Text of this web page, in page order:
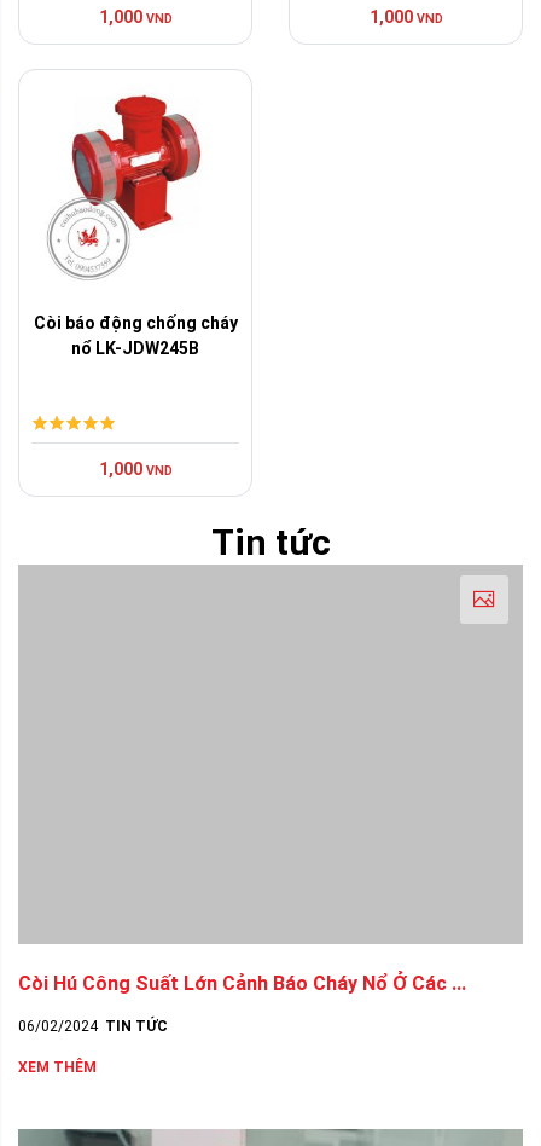
1,000 VND 1,000 VND
Còi báo động chống cháy
nổ LK-JDW245B
1,000 VND
Tin tức
Còi Hú Công Suất Lớn Cảnh Báo Cháy Nổ Ở Các ...
06/02/2024 TIN TỨC
XEM THÊM